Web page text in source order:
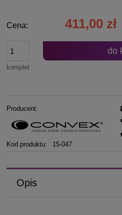
Cena nie zawiera ewentualnych
Cena: 411,00 zł
komplet
do
Producent:
Kod produktu: 15-047
Opis